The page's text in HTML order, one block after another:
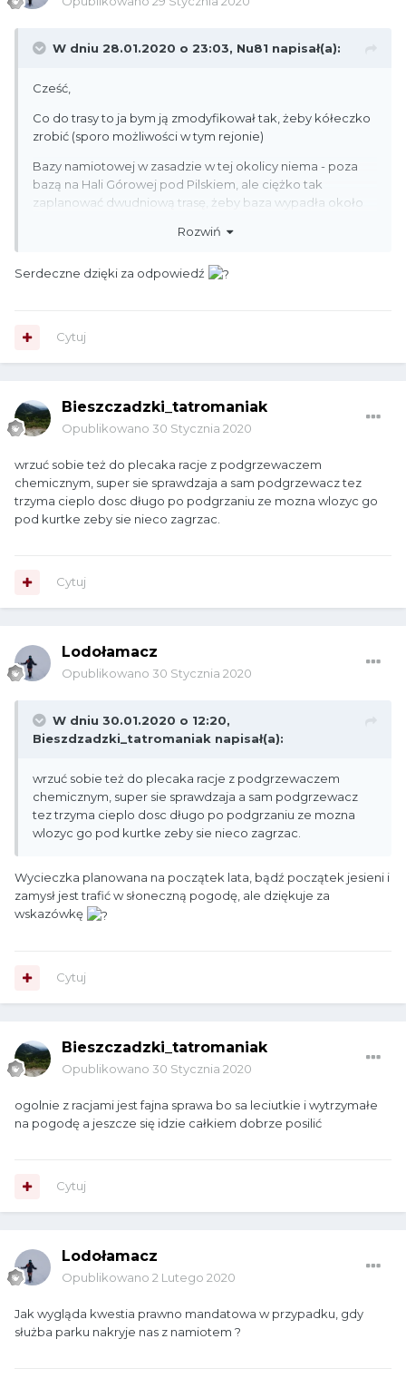
W dniu 28.01.2020 o 23:03, Nu81 napisał(a):
Cześć,
Co do trasy to ja bym ją zmodyfikował tak, żeby kółeczko
zrobić (sporo możliwości w tym rejonie)
Bazy namiotowej w zasadzie w tej okolicy niema - poza
bazą na Hali Górowej pod Pilskiem, ale ciężko tak
zaplanować dwudniową trasę, żeby baza wypadła około
jakiejś hali w okolicach Rysianki.
Samemu wybierając podobną opcję zawsze rozbijam
Na dwudniową wyprawę poszedłbym maksymalnie na
Z ubrań: spodnie długie na sobie i krótkie do plecaka,
jedna podkoszulka z wełny merino, cienki polar do
wiatrówka/przeciwdeszczowa, skarpetki + 1 para
zapasowa do plecaka, lekkie buty trekkingowe.
Dodatkowo jak zawsze: czołówka; mała apteczka; mapa;
batonów i innych przysmaków, bo konkretne posiłki
zjadłbym w schroniskach, których masz po drodze kilka.
drodze)
Powinno się wszystko zmieścić w plecaku 45l.
Rozwiń
Serdeczne dzięki za odpowiedź
Cytuj
Bieszczadzki_tatromaniak
Opublikowano 30 Stycznia 2020
wrzuć sobie też do plecaka racje z podgrzewaczem
chemicznym, super sie sprawdzaja a sam podgrzewacz tez
trzyma cieplo dosc długo po podgrzaniu ze mozna wlozyc go
pod kurtke zeby sie nieco zagrzac.
Cytuj
Lodołamacz
Opublikowano 30 Stycznia 2020
W dniu 30.01.2020 o 12:20,
Bieszdzadzki_tatromaniak napisał(a):
wrzuć sobie też do plecaka racje z podgrzewaczem
chemicznym, super sie sprawdzaja a sam podgrzewacz
tez trzyma cieplo dosc długo po podgrzaniu ze mozna
wlozyc go pod kurtke zeby sie nieco zagrzac.
Wycieczka planowana na początek lata, bądź początek jesieni i
zamysł jest trafić w słoneczną pogodę, ale dziękuje za
wskazówkę
Cytuj
Bieszczadzki_tatromaniak
Opublikowano 30 Stycznia 2020
ogolnie z racjami jest fajna sprawa bo sa leciutkie i wytrzymałe
na pogodę a jeszcze się idzie całkiem dobrze posilić
Cytuj
Lodołamacz
Opublikowano 2 Lutego 2020
Jak wygląda kwestia prawno mandatowa w przypadku, gdy
służba parku nakryje nas z namiotem ?